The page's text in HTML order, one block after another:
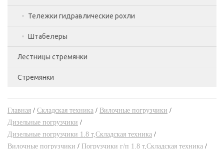
Низкопрофильные рохлы,Складская техника
С короткими вилами,Складская техника
С удлиненными вилами,Складская техника
Стандартные роклы,Складская техника
Тележки с весами,Складская техника
Тележки гидравлические рохли
Штабелеры
Бочкокантователи,Складская техника
Ручные гидравлические штабелеры
техника
Самоходные штабелеры
Лестницы стремянки
Лестницы двухсекционные
Лестницы трехсекционные
Трансформеры
Стремянки
Стремянки двухсторонние
Стремянки стальные
Главная / Складская техника / Вилочные погрузчики /
Дизельные погрузчики /
Дизельные погрузчики 1.8 т,Складская техника /
Вилочные погрузчики / Погрузчики г/п 1.8 т,Складская техника /